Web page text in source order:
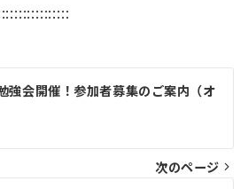
強会開催！参加者募集のご案内（オ
次のページ